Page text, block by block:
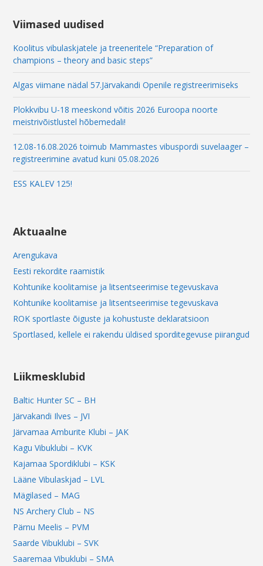
lViimased uudised
Koolitus vibulaskjatele ja treeneritele “Preparation of
champions – theory and basic steps”
Algas viimane nädal 57.Järvakandi Openile registreerimiseks
Plokkvibu U-18 meeskond võitis 2026 Euroopa noorte
meistrivõistlustel hõbemedali!
12.08-16.08.2026 toimub Mammastes vibuspordi suvelaager –
registreerimine avatud kuni 05.08.2026
ESS KALEV 125!
Aktuaalne
Arengukava
Eesti rekordite raamistik
Kohtunike koolitamise ja litsentseerimise tegevuskava
Kohtunike koolitamise ja litsentseerimise tegevuskava
ROK sportlaste õiguste ja kohustuste deklaratsioon
Sportlased, kellele ei rakendu üldised sporditegevuse piirangud
Liikmesklubid
Baltic Hunter SC – BH
Järvakandi Ilves – JVI
Järvamaa Amburite Klubi – JAK
Kagu Vibuklubi – KVK
Kajamaa Spordiklubi – KSK
Lääne Vibulaskjad – LVL
Mägilased – MAG
NS Archery Club – NS
Pärnu Meelis – PVM
Saarde Vibuklubi – SVK
Saaremaa Vibuklubi – SMA